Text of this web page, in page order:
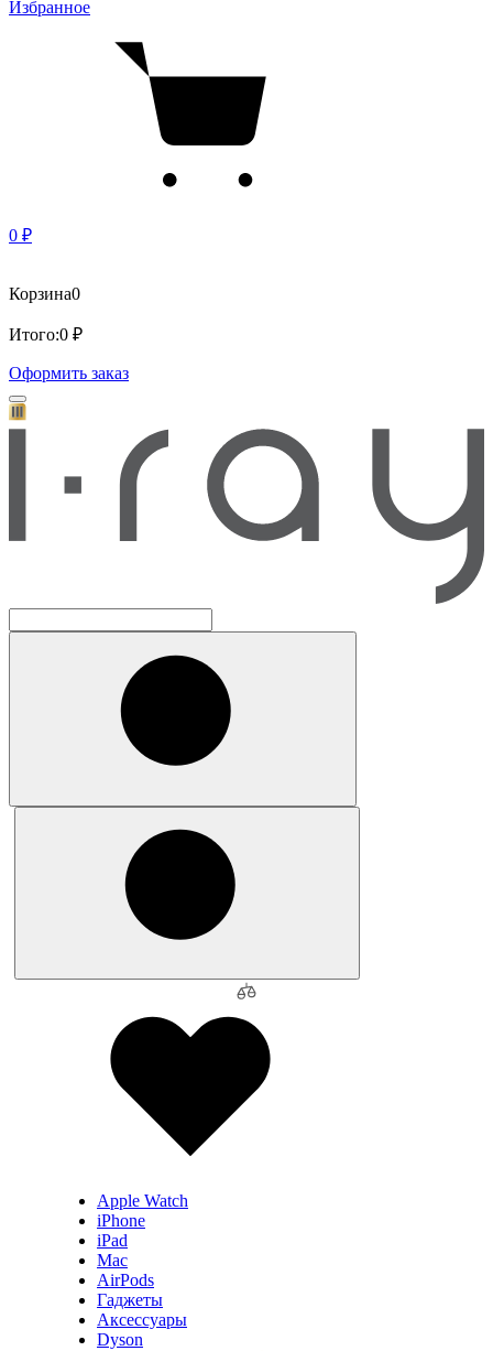
Избранное
0 ₽
Корзина0
Итого:0 ₽
Оформить заказ
Apple Watch
iPhone
iPad
Mac
AirPods
Гаджеты
Аксессуары
Dyson